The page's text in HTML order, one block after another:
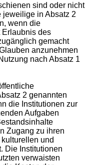
sind oder nicht
jeweilige in Absatz 2
wenn die
Erlaubnis des
gemacht
anzunehmen
nach Absatz 1
2 genannten
die Institutionen zur
Aufgaben
Zugang zu ihren
und
Die Institutionen
verwaisten